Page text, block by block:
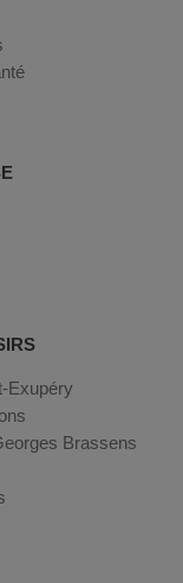
Exupéry
Brassens